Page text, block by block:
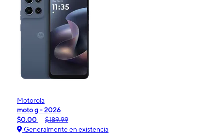
Motorola
moto g - 2026
$0.00
$189.99
Generalmente en existencia